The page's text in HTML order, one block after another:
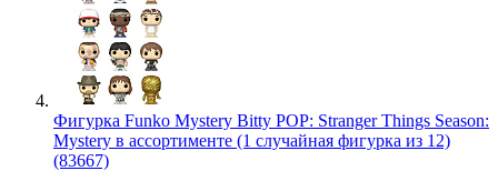
Фигурка Funko Mystery Bitty POP: Stranger Things Season:
Mystery в ассортименте (1 случайная фигурка из 12)
(83667)